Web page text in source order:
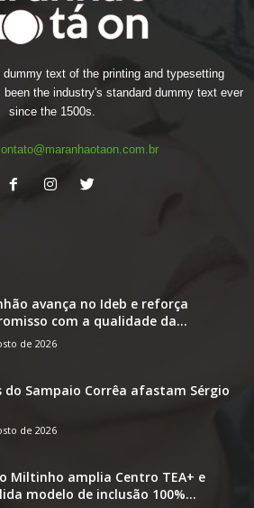
dummy text of the printing and typesetting
the industry's standard dummy text ever
since the 1500s.
avança no Ideb e reforça
com a qualidade da...
de 2026
do Sampaio Corrêa afastam Sérgio
de 2026
Miltinho amplia Centro TEA+ e
modelo de inclusão 100%...